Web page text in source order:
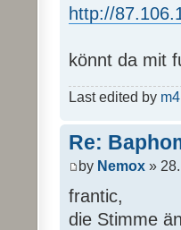
http://
könnt da mit
Last edited by
Re:
by Nemox »
frantic,
die Stimme